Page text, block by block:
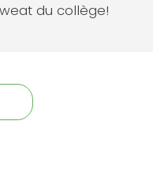
du collège!